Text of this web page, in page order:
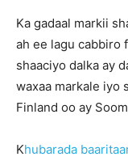
Ka gadaal markii
ah ee lagu cabbiro
shaaciyo dalka ay
waxaa markale iyo
Finland oo ay
Khubarada